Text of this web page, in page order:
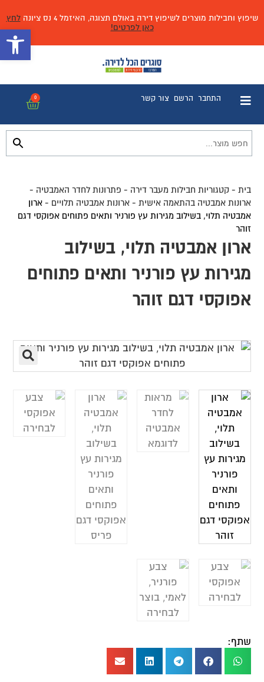
שיפוץ וחבילות מוצרים לשיפוץ דירה באולם תצוגה, האיזמל 4 נס ציונה
לחץ
כאן לפרטים!
התחבר הרשם צור קשר 0
בית -קטגוריות חבילות מעבר דירה - פתרונות לחדר האמבטיה -
ארונות אמבטיה בהתאמה אישית -ארונות אמבטיה תלויים -ארון
אמבטיה תלוי, בשילוב מגירות עץ פורניר ותאים פתוחים אפוקסי דגם
זוהר
ארון אמבטיה תלוי, בשילוב
מגירות עץ פורניר ותאים פתוחים
אפוקסי דגם זוהר
שתף: